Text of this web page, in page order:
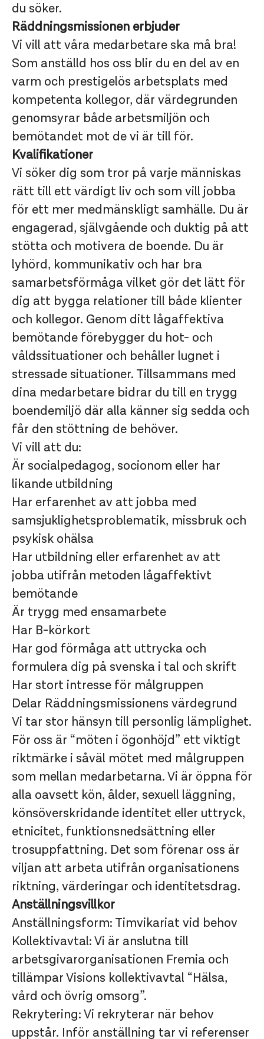
du söker.
Räddningsmissionen erbjuder
Vi vill att våra medarbetare ska må bra!
Som anställd hos oss blir du en del av en
varm och prestigelös arbetsplats med
kompetenta kollegor, där värdegrunden
genomsyrar både arbetsmiljön och
bemötandet mot de vi är till för.
Kvalifikationer
Vi söker dig som tror på varje människas
rätt till ett värdigt liv och som vill jobba
för ett mer medmänskligt samhälle. Du är
engagerad, självgående och duktig på att
stötta och motivera de boende. Du är
lyhörd, kommunikativ och har bra
samarbetsförmåga vilket gör det lätt för
dig att bygga relationer till både klienter
och kollegor. Genom ditt lågaffektiva
bemötande förebygger du hot- och
våldssituationer och behåller lugnet i
stressade situationer. Tillsammans med
dina medarbetare bidrar du till en trygg
boendemiljö där alla känner sig sedda och
får den stöttning de behöver.
Vi vill att du:
Är socialpedagog, socionom eller har
likande utbildning
Har erfarenhet av att jobba med
samsjuklighetsproblematik, missbruk och
psykisk ohälsa
Har utbildning eller erfarenhet av att
jobba utifrån metoden lågaffektivt
bemötande
Är trygg med ensamarbete
Har B-körkort
Har god förmåga att uttrycka och
formulera dig på svenska i tal och skrift
Har stort intresse för målgruppen
Delar Räddningsmissionens värdegrund
Vi tar stor hänsyn till personlig lämplighet.
För oss är “möten i ögonhöjd” ett viktigt
riktmärke i såväl mötet med målgruppen
som mellan medarbetarna. Vi är öppna för
alla oavsett kön, ålder, sexuell läggning,
könsöverskridande identitet eller uttryck,
etnicitet, funktionsnedsättning eller
trosuppfattning. Det som förenar oss är
viljan att arbeta utifrån organisationens
riktning, värderingar och identitetsdrag.
Anställningsvillkor
Anställningsform: Timvikariat vid behov
Kollektivavtal: Vi är anslutna till
arbetsgivarorganisationen Fremia och
tillämpar Visions kollektivavtal “Hälsa,
vård och övrig omsorg”.
Rekrytering: Vi rekryterar när behov
uppstår. Inför anställning tar vi referenser